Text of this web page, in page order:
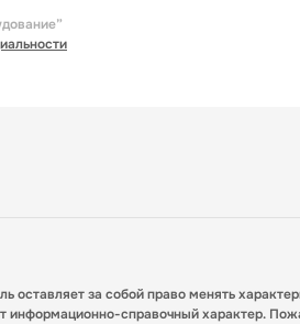
оставляет за собой право менять
информационно-справочный характер.